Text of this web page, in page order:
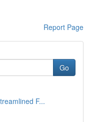
Report Page
Go
F...